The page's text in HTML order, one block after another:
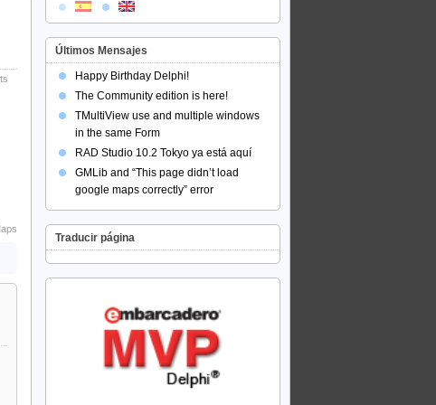
Últimos Mensajes
Happy Birthday Delphi!
The Community edition is here!
TMultiView use and multiple windows
in the same Form
RAD Studio 10.2 Tokyo ya está aquí
GMLib and “This page didn’t load
google maps correctly” error
Traducir página